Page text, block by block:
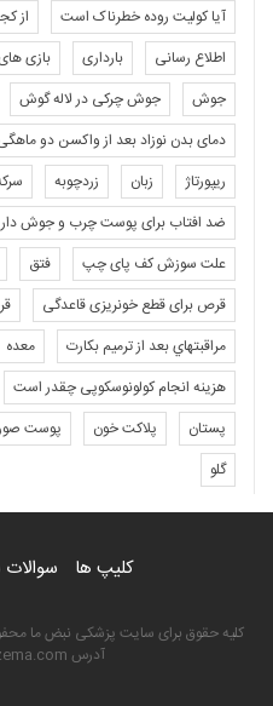
آیا کولیت روده خطرناک است
از
اطلاع رسانی
بارداری بازی
جوش
جوش چرکی در لاله گوش
دمای بدن نوزاد بعد از واکسن دو
ریپورتاژ
زبان زردچوبه
ضد افتاب برای پوست چرب و جوش دار
علت سوزش کف پای چپ
فتق
قرص برای قطع خونریزی قاعدگی
مراقبتهاي بعد از ترميم بكارت
معده
هزینه انجام کولونوسکوپی چقدر است
پستان
پلاکت خون پوست
گلو
کلیپ ها
کلیه حقوق برای سایت پزشکی نبض ما
آدرس nabzema.com مجاز است.